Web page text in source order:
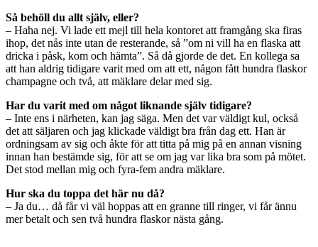
Så behöll du allt själv, eller?
– Haha nej. Vi lade ett mejl till hela kontoret att framgång ska firas
ihop, det nås inte utan de resterande, så ”om ni vill ha en flaska att
dricka i påsk, kom och hämta”. Så då gjorde de det. En kollega sa
att han aldrig tidigare varit med om att ett, någon fått hundra flaskor
champagne och två, att mäklare delar med sig.
Har du varit med om något liknande själv tidigare?
– Inte ens i närheten, kan jag säga. Men det var väldigt kul, också
det att säljaren och jag klickade väldigt bra från dag ett. Han är
ordningsam av sig och åkte för att titta på mig på en annan visning
innan han bestämde sig, för att se om jag var lika bra som på mötet.
Det stod mellan mig och fyra-fem andra mäklare.
Hur ska du toppa det här nu då?
– Ja du… då får vi väl hoppas att en granne till ringer, vi får ännu
mer betalt och sen två hundra flaskor nästa gång.